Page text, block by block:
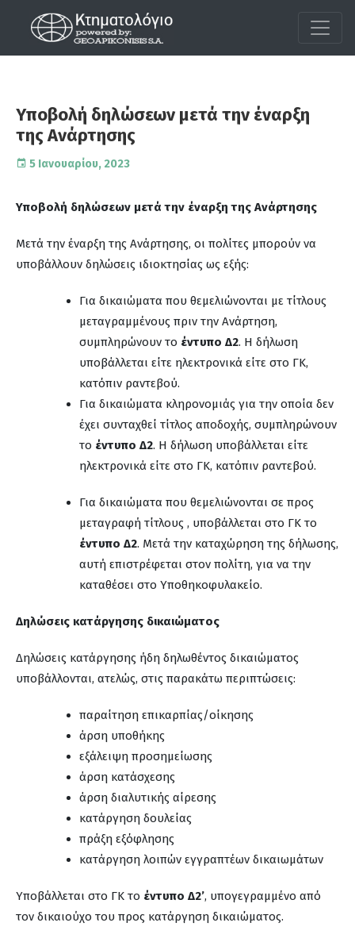
Υποβολή δηλώσεων μετά την έναρξη
της Ανάρτησης
5 Ιανουαρίου, 2023
Υποβολή δηλώσεων μετά την έναρξη της Ανάρτησης
Μετά την έναρξη της Ανάρτησης, οι πολίτες μπορούν να
υποβάλλουν δηλώσεις ιδιοκτησίας ως εξής:
Για δικαιώματα που θεμελιώνονται με τίτλους
μεταγραμμένους πριν την Ανάρτηση,
συμπληρώνουν το έντυπο Δ2. Η δήλωση
υποβάλλεται είτε ηλεκτρονικά είτε στο ΓΚ,
κατόπιν ραντεβού.
Για δικαιώματα κληρονομιάς για την οποία δεν
έχει συνταχθεί τίτλος αποδοχής, συμπληρώνουν
το έντυπο Δ2. Η δήλωση υποβάλλεται είτε
ηλεκτρονικά είτε στο ΓΚ, κατόπιν ραντεβού.
Για δικαιώματα που θεμελιώνονται σε προς
μεταγραφή τίτλους , υποβάλλεται στο ΓΚ το
έντυπο Δ2. Μετά την καταχώρηση της δήλωσης,
αυτή επιστρέφεται στον πολίτη, για να την
καταθέσει στο Υποθηκοφυλακείο.
Δηλώσεις κατάργησης δικαιώματος
Δηλώσεις κατάργησης ήδη δηλωθέντος δικαιώματος
υποβάλλονται, ατελώς, στις παρακάτω περιπτώσεις:
παραίτηση επικαρπίας/οίκησης
άρση υποθήκης
εξάλειψη προσημείωσης
άρση κατάσχεσης
άρση διαλυτικής αίρεσης
κατάργηση δουλείας
πράξη εξόφλησης
κατάργηση λοιπών εγγραπτέων δικαιωμάτων
Υποβάλλεται στο ΓΚ το έντυπο Δ2’, υπογεγραμμένο από
τον δικαιούχο του προς κατάργηση δικαιώματος.